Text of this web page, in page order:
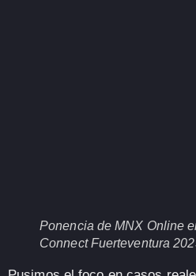
Ponencia de MNX Online
Connect Fuerteventura